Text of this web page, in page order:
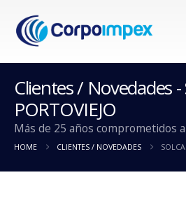
Clientes / Novedades -
PORTOVIEJO
Más de 25 años comprometidos
HOME CLIENTES / NOVEDADES